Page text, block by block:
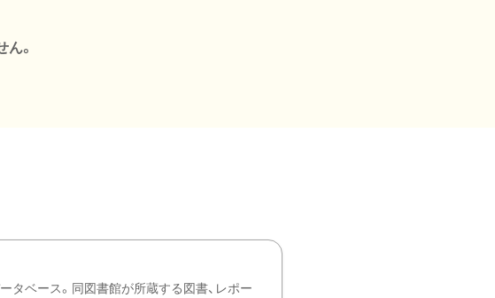
。
ベース。同図書館が所蔵する図書、レポー